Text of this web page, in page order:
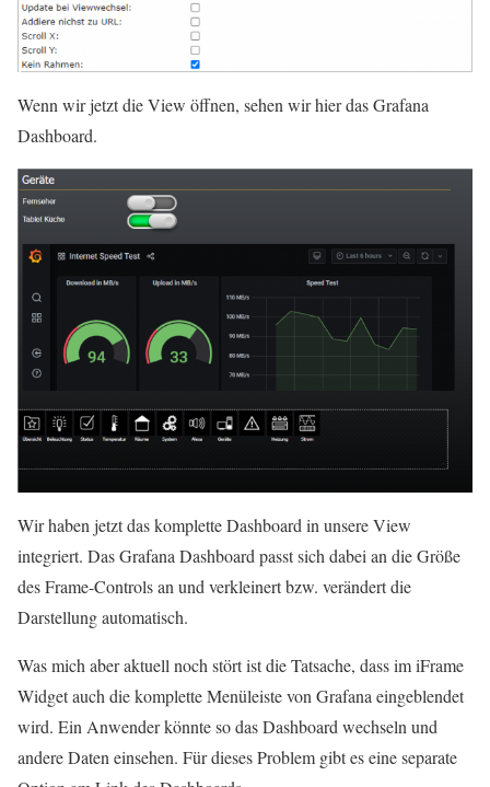
Wenn wir jetzt die View öffnen, sehen wir hier das Grafana
Dashboard.
Wir haben jetzt das komplette Dashboard in unsere View
integriert. Das Grafana Dashboard passt sich dabei an die Größe
des Frame-Controls an und verkleinert bzw. verändert die
Darstellung automatisch.
Was mich aber aktuell noch stört ist die Tatsache, dass im iFrame
Widget auch die komplette Menüleiste von Grafana eingeblendet
wird. Ein Anwender könnte so das Dashboard wechseln und
andere Daten einsehen. Für dieses Problem gibt es eine separate